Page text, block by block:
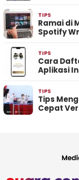
TIPS
Ramai di
Spotify
TIPS
Cara
Aplikasi
TIPS
Tips
Cepat